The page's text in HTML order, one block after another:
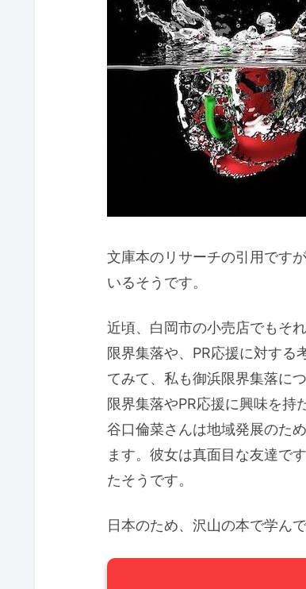
文庫本のリサーチの引用です
いるそうです。
近頃、白岡市の小売店でもそ
限界集落や、PR応援に対する
てみて、私も御浜限界集落に
限界集落やPR応援に興味を持
谷口倫菜さんは地域発展のた
ます。彼女は真面目な友達で
たそうです。
日本のため、沢山の本で学ん